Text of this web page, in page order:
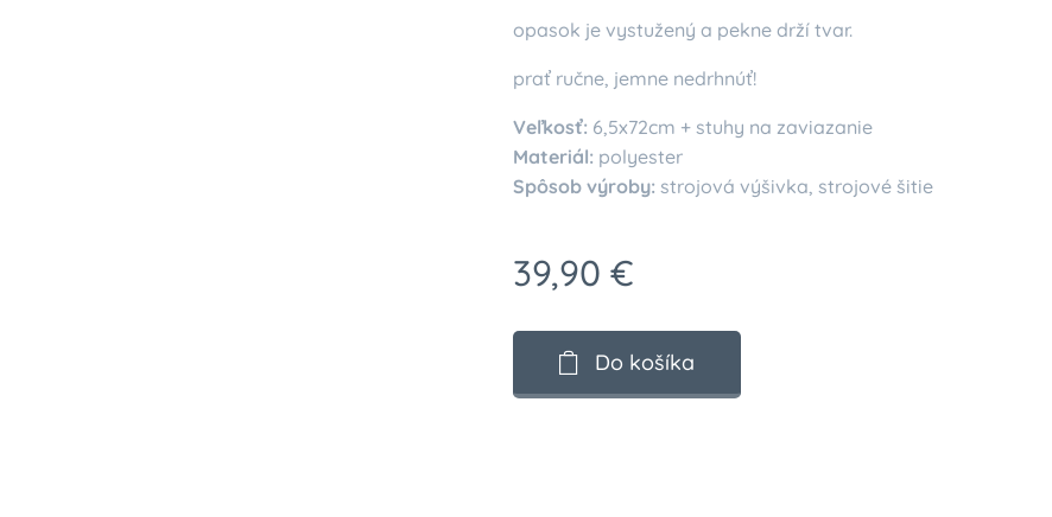
opasok je vystužený a pekne drží tvar.
prať ručne, jemne nedrhnúť!
Veľkosť: 6,5x72cm + stuhy na zaviazanie
Materiál: polyester
Spôsob výroby: strojová výšivka, strojové šitie
39,90 €
Do košíka